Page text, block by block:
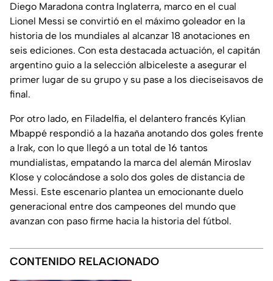
Diego Maradona contra Inglaterra, marco en el cual
Lionel Messi se convirtió en el máximo goleador en la
historia de los mundiales al alcanzar 18 anotaciones en
seis ediciones. Con esta destacada actuación, el capitán
argentino guio a la selección albiceleste a asegurar el
primer lugar de su grupo y su pase a los dieciseisavos de
final.
Por otro lado, en Filadelfia, el delantero francés Kylian
Mbappé respondió a la hazaña anotando dos goles frente
a Irak, con lo que llegó a un total de 16 tantos
mundialistas, empatando la marca del alemán Miroslav
Klose y colocándose a solo dos goles de distancia de
Messi. Este escenario plantea un emocionante duelo
generacional entre dos campeones del mundo que
avanzan con paso firme hacia la historia del fútbol.
CONTENIDO RELACIONADO